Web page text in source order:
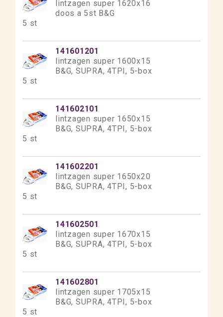
lintzagen super 1620x16
doos a 5st B&G
5 st
141601201
lintzagen super 1600x15
B&G, SUPRA, 4TPI, 5-box
5 st
141602101
lintzagen super 1650x15
B&G, SUPRA, 4TPI, 5-box
5 st
141602201
lintzagen super 1650x20
B&G, SUPRA, 4TPI, 5-box
5 st
141602501
lintzagen super 1670x15
B&G, SUPRA, 4TPI, 5-box
5 st
141602801
lintzagen super 1705x15
B&G, SUPRA, 4TPI, 5-box
5 st